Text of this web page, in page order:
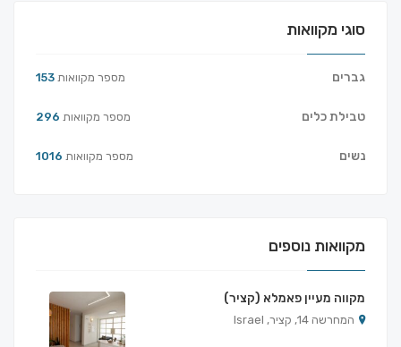
סוגי מקוואות
גברים 153 מספר מקוואות
טבילת כלים 296 מספר מקוואות
נשים 1016 מספר מקוואות
מקוואות נוספים
מקווה מעיין פאמלא (קציר)
המחרשה 14, קציר, Israel